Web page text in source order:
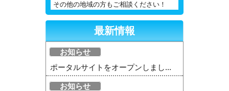
その他の地域の方もご相談ください！
最新情報
お知らせ
ポータルサイトをオープンしまし...
お知らせ